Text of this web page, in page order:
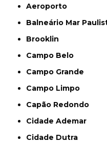
Aeroporto
Balneário Mar
Brooklin
Campo Belo
Campo Grande
Campo Limpo
Capão Redondo
Cidade Ademar
Cidade Dutra